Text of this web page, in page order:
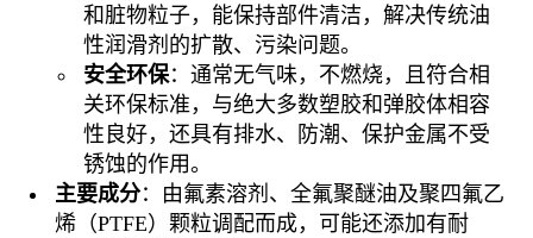
和脏物粒子，能保持部件清洁，解决传统油
性润滑剂的扩散、污染问题。
安全环保：通常无气味，不燃烧，且符合相
关环保标准，与绝大多数塑胶和弹胶体相容
性良好，还具有排水、防潮、保护金属不受
锈蚀的作用。
主要成分：由氟素溶剂、全氟聚醚油及聚四氟乙
烯（PTFE）颗粒调配而成，可能还添加有耐